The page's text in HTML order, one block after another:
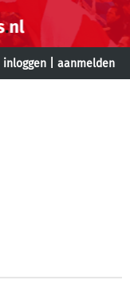
inloggen aanmelden